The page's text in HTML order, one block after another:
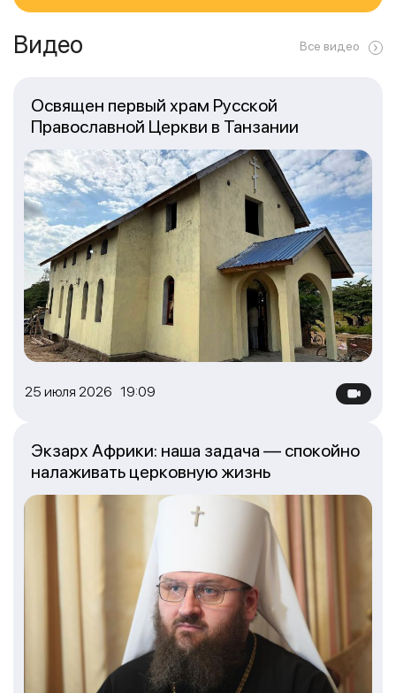
Видео Все видео
25 июля 2026 19:09
Освящен первый храм Русской
Православной Церкви в Танзании
Экзарх Африки: наша задача — спокойно
налаживать церковную жизнь